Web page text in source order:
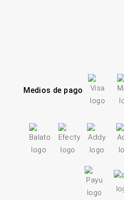
Medios de pago